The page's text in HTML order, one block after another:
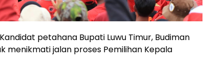
petahana Bupati Luwu Timur, Budiman
menikmati jalan proses Pemilihan Kepala